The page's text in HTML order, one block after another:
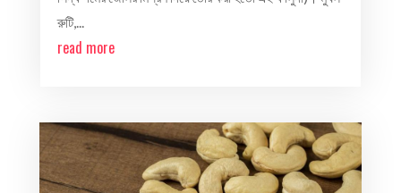
রুটি,...
read more